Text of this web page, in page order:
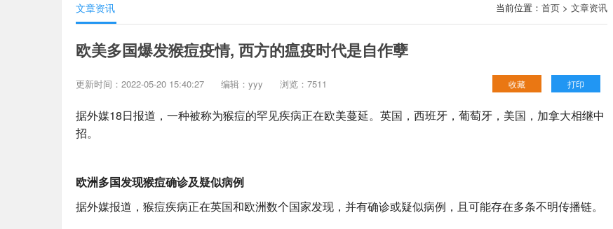
文章资讯 当前位置： 首页 > 文章资讯
欧美多国爆发猴痘疫情, 西方的瘟疫时代是自作孽
更新时间：2022-05-20 15:40:27 编辑：yyy 浏览：7511 收藏 打印
据外媒18日报道，一种被称为猴痘的罕见疾病正在欧美蔓延。英国，西班牙，葡萄牙，美国，加拿大相继中
招。
欧洲多国发现猴痘确诊及疑似病例
据外媒报道，猴痘疾病正在英国和欧洲数个国家发现，并有确诊或疑似病例，且可能存在多条不明传播链。